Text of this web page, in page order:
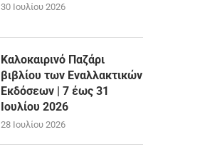
30 Ιουλίου 2026
Καλοκαιρινό Παζάρι
βιβλίου των Εναλλακτικών
Εκδόσεων | 7 έως 31
Ιουλίου 2026
28 Ιουλίου 2026